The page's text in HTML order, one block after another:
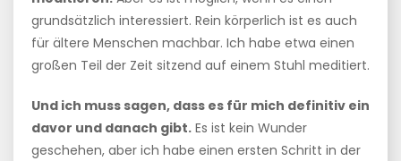
grundsätzlich interessiert. Rein körperlich ist es auch
für ältere Menschen machbar. Ich habe etwa einen
großen Teil der Zeit sitzend auf einem Stuhl meditiert.
Und ich muss sagen, dass es für mich definitiv ein
davor und danach gibt. Es ist kein Wunder
geschehen, aber ich habe einen ersten Schritt in der